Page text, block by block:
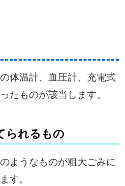
体温計、血圧計、充電式
たものが該当します。
られるもの
ようなものが粗大ごみに
す。